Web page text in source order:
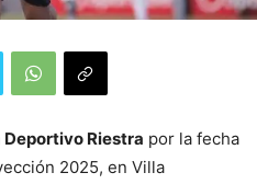
Deportivo Riestra por la fecha
2025, en Villa